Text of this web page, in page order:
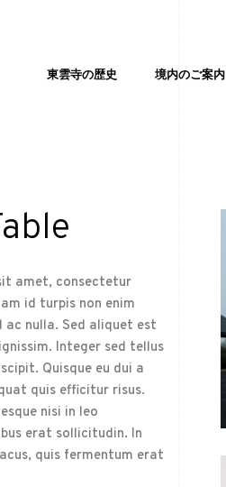
東雲寺の歴史 境内のご案内
amet, consectetur
id turpis non enim
ac nulla. Sed aliquet est
Integer sed tellus
Quisque eu dui a
quis efficitur risus.
nisi in leo
erat sollicitudin. In
quis fermentum erat